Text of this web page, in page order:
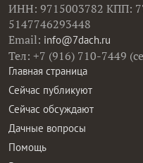
ИНН: 9715003782 КПП:
5147746293448
Email: info@7dach.ru
Тел: +7 (916) 710-7449
Главная страница
Сейчас публикуют
Сейчас обсуждают
Дачные вопросы
Помощь